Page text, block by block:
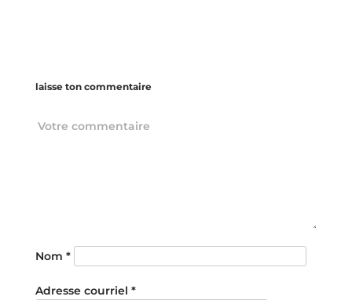
laisse ton commentaire
Nom *
Adresse courriel *